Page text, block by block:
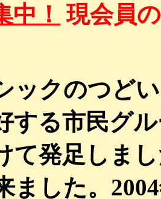
中！ 現会員
ックのつど
する市民グ
て発足しま
ました。